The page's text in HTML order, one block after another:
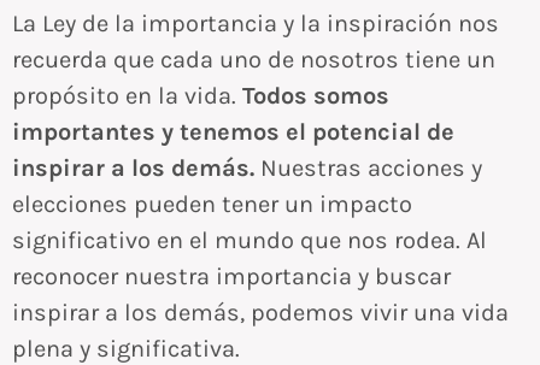
La Ley de la importancia y la inspiración nos
recuerda que cada uno de nosotros tiene un
propósito en la vida. Todos somos
importantes y tenemos el potencial de
inspirar a los demás. Nuestras acciones y
elecciones pueden tener un impacto
significativo en el mundo que nos rodea. Al
reconocer nuestra importancia y buscar
inspirar a los demás, podemos vivir una vida
plena y significativa.